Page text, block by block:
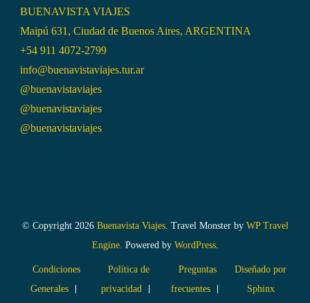
BUENAVISTA VIAJES
Maipú 631, Ciudad de Buenos Aires, ARGENTINA
+54 911 4072-2799
info@buenavistaviajes.tur.ar
@buenavistaviajes
@buenavistaviajes
@buenavistaviajes
© Copyright 2026 Buenavista Viajes Travel Monster by WP Travel
Engine.
Powered by WordPress
Condiciones
Generales
Política de
privacidad
Preguntas
frecuentes
Diseñado por
Sphinx